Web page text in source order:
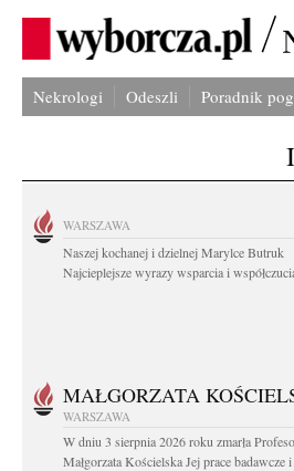
Nekrologi Odeszli Poradnik
WARSZAWA
Naszej kochanej i dzielnej Marylce Butruk
Najcieplejsze wyrazy wsparcia i
MAŁGORZATA
WARSZAWA
W dniu 3 sierpnia 2026 roku zmarła
Małgorzata Kościelska Jej prace badawcze i